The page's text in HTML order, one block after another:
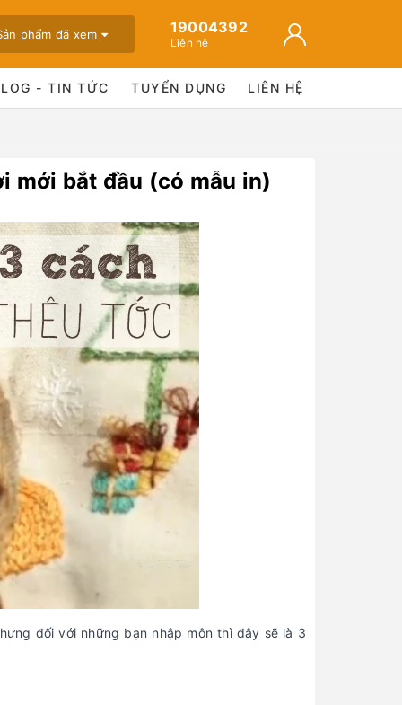
phẩm đã xem 19004392
Liên hệ
- TIN TỨC TUYỂN DỤNG LIÊN HỆ
mới bắt đầu (có mẫu in)
đối với những bạn nhập môn thì đây sẽ là 3